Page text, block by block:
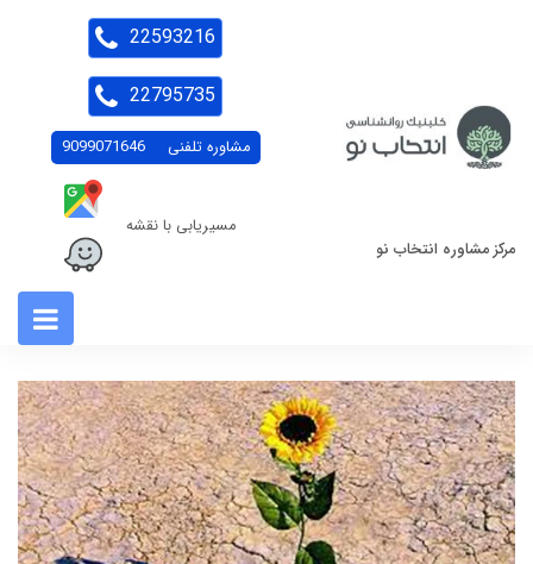
مرکز مشاوره انتخاب نو
مشاوره تلفنی 9099071646
مسیریابی با نقشه
22593216
22795735